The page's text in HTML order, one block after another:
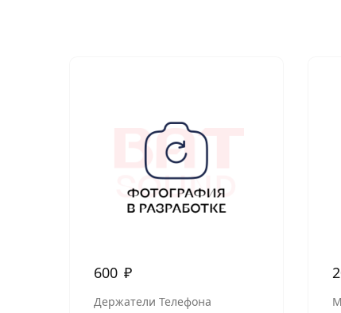
600 ₽
Держатели Телефона